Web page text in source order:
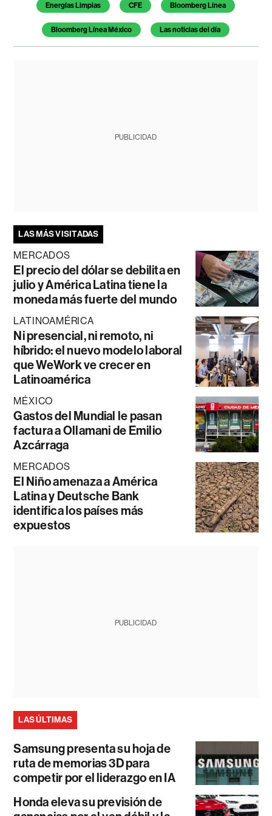
Energías Limpias CFE Bloomberg Línea
Bloomberg Línea México Las noticias del día
PUBLICIDAD
LAS MÁS VISITADAS
MERCADOS
El precio del dólar se debilita en
julio y América Latina tiene la
moneda más fuerte del mundo
LATINOAMÉRICA
Ni presencial, ni remoto, ni
híbrido: el nuevo modelo laboral
que WeWork ve crecer en
Latinoamérica
MÉXICO
Gastos del Mundial le pasan
factura a Ollamani de Emilio
Azcárraga
MERCADOS
El Niño amenaza a América
Latina y Deutsche Bank
identifica los países más
expuestos
PUBLICIDAD
LAS ÚLTIMAS
Samsung presenta su hoja de
ruta de memorias 3D para
competir por el liderazgo en IA
Honda eleva su previsión de